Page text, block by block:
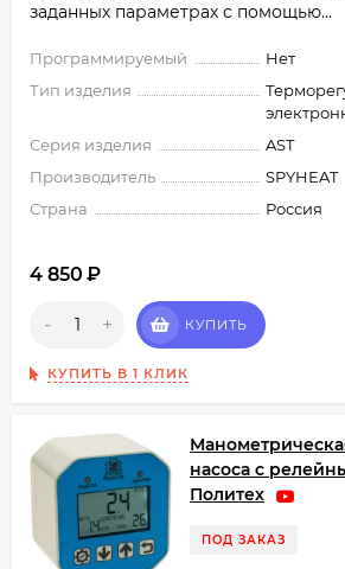
заданных параметрах с помощью...
Программируемый
Нет
Тип изделия
Серия изделия
AST
Производитель
SPYHEAT
Страна
Россия
4 850 ₽
- + КУПИТЬ
КУПИТЬ В 1 КЛИК
насоса с
Политех
ПОД ЗАКАЗ